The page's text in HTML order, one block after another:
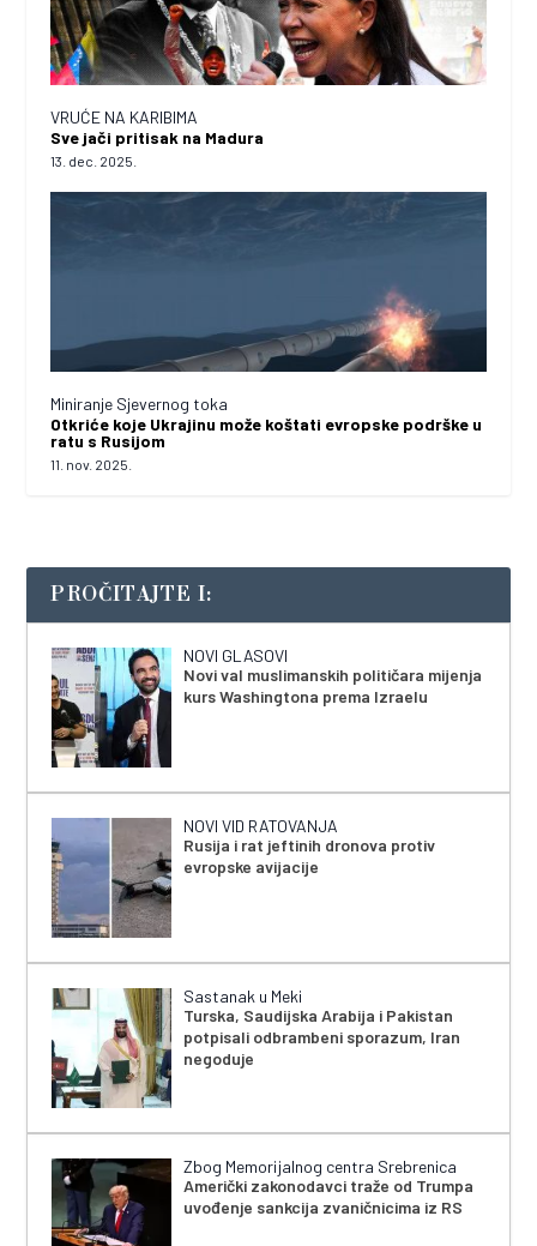
VRUĆE NA KARIBIMA
Sve jači pritisak na Madura
13. dec. 2025.
Miniranje Sjevernog toka
Otkriće koje Ukrajinu može koštati evropske podrške u
ratu s Rusijom
11. nov. 2025.
PROČITAJTE I:
NOVI GLASOVI
Novi val muslimanskih političara mijenja
kurs Washingtona prema Izraelu
NOVI VID RATOVANJA
Rusija i rat jeftinih dronova protiv
evropske avijacije
Sastanak u Meki
Turska, Saudijska Arabija i Pakistan
potpisali odbrambeni sporazum, Iran
negoduje
Zbog Memorijalnog centra Srebrenica
Američki zakonodavci traže od Trumpa
uvođenje sankcija zvaničnicima iz RS